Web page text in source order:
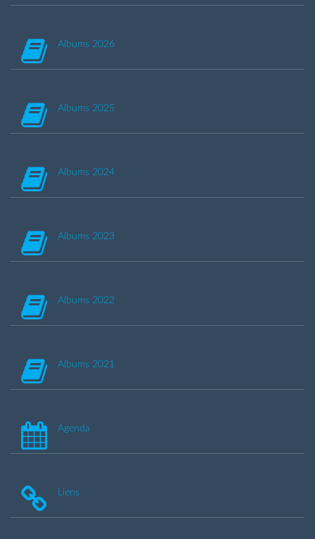
Albums 2026
Albums 2025
Albums 2024
Albums 2023
Albums 2022
Albums 2021
Agenda
Liens